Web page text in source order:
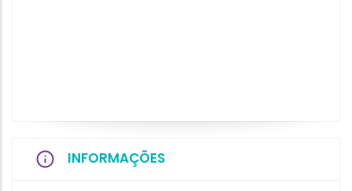
INFORMAÇÕES